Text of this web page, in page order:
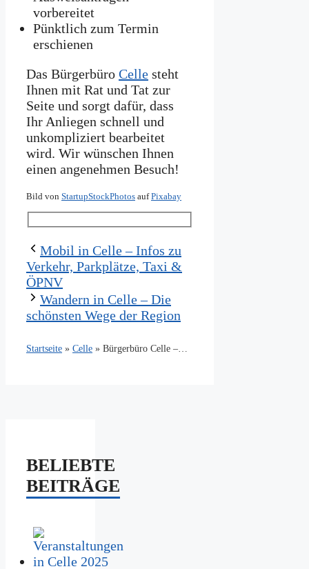
vorbereitet
Pünktlich zum Termin
erschienen
Das Bürgerbüro Celle steht
Ihnen mit Rat und Tat zur
Seite und sorgt dafür, dass
Ihr Anliegen schnell und
unkompliziert bearbeitet
wird. Wir wünschen Ihnen
einen angenehmen Besuch!
Bild von StartupStockPhotos aufPixabay
Mobil in Celle – Infos zu
Verkehr, Parkplätze, Taxi &
ÖPNV
Wandern in Celle – Die
schönsten Wege der Region
Startseite » Celle » Bürgerbüro Celle – Öffnungszeiten, Leistungen & Tipps
BELIEBTE
BEITRÄGE